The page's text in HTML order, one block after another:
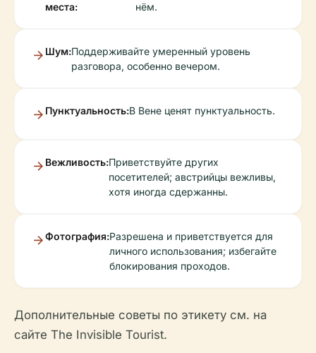
места:
нём.
Шум:Поддерживайте умеренный уровень
разговора, особенно вечером.
Пунктуальность:В Вене ценят пунктуальность.
Вежливость:Приветствуйте других
посетителей; австрийцы вежливы,
хотя иногда сдержанны.
Фотография:Разрешена и приветствуется для
личного использования; избегайте
блокирования проходов.
Дополнительные советы по этикету см. на
сайте The Invisible Tourist.